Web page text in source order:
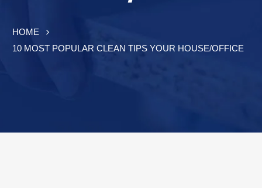
HOME
10 MOST POPULAR CLEAN TIPS YOUR HOUSE/OFFICE